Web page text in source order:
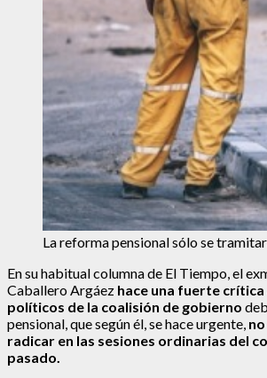
La reforma pensional sólo se
En su habitual columna de El Tiempo, el
Caballero Argáez hace una fuerte
políticos de la coalisión de gobierno
pensional, que según él, se hace urgente,
radicar en las sesiones ordinarias del
pasado.